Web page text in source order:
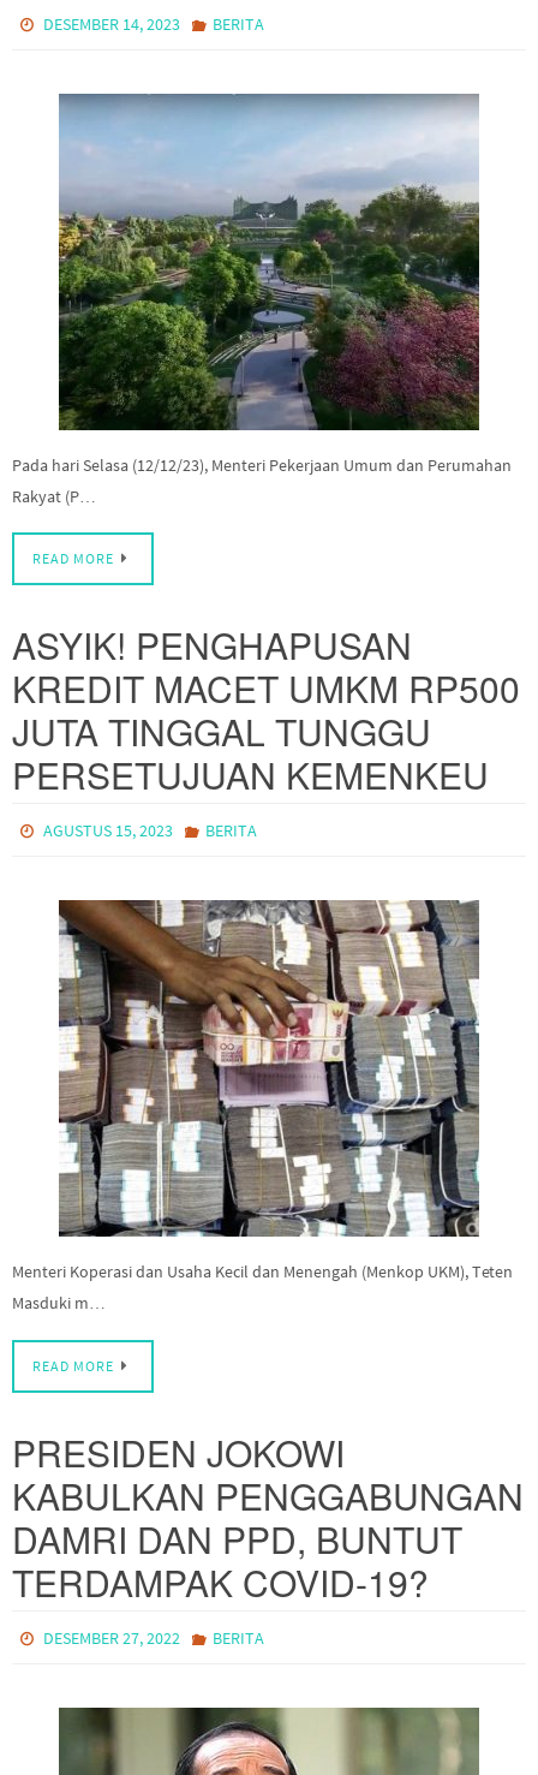
DESEMBER 14, 2023 BERITA
Pada hari Selasa (12/12/23), Menteri Pekerjaan Umum dan Perumahan
Rakyat (P…
READ MORE
ASYIK! PENGHAPUSAN
KREDIT MACET UMKM RP500
JUTA TINGGAL TUNGGU
PERSETUJUAN KEMENKEU
AGUSTUS 15, 2023 BERITA
Menteri Koperasi dan Usaha Kecil dan Menengah (Menkop UKM), Teten
Masduki m…
READ MORE
PRESIDEN JOKOWI
KABULKAN PENGGABUNGAN
DAMRI DAN PPD, BUNTUT
TERDAMPAK COVID-19?
DESEMBER 27, 2022 BERITA